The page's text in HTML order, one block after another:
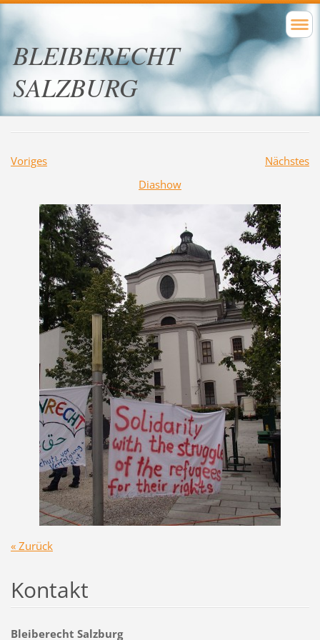
BLEIBERECHT
SALZBURG
Voriges
Nächstes
Diashow
« Zurück
Kontakt
Bleiberecht Salzburg